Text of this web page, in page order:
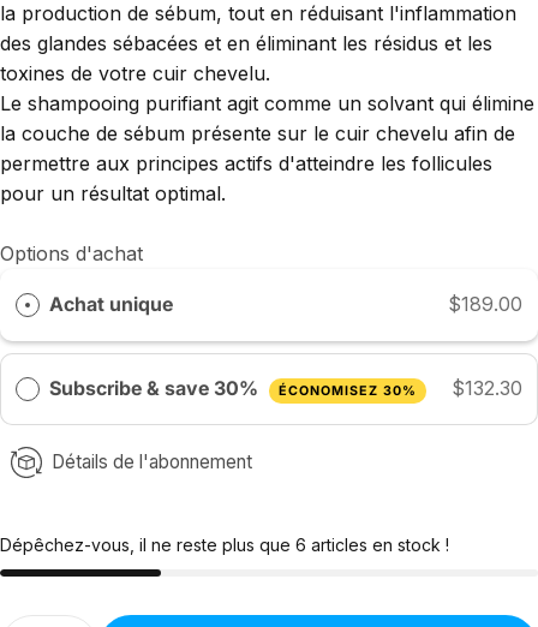
la production de sébum, tout en réduisant l'inflammation
des glandes sébacées et en éliminant les résidus et les
toxines de votre cuir chevelu.
Le shampooing purifiant agit comme un solvant qui élimine
la couche de sébum présente sur le cuir chevelu afin de
permettre aux principes actifs d'atteindre les follicules
pour un résultat optimal.
Options d'achat
Achat unique $189.00
Subscribe & save 30% ÉCONOMISEZ 30% $132.30
Détails de l'abonnement
Dépêchez-vous, il ne reste plus que 6 articles en stock !